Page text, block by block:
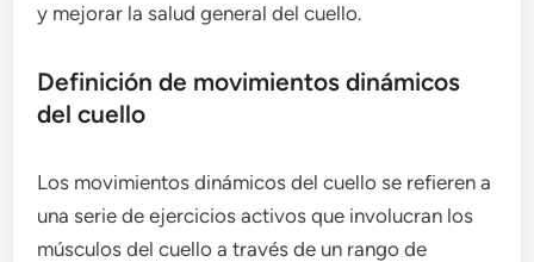
y mejorar la salud general del cuello.
Definición de movimientos dinámicos
del cuello
Los movimientos dinámicos del cuello se refieren a
una serie de ejercicios activos que involucran los
músculos del cuello a través de un rango de